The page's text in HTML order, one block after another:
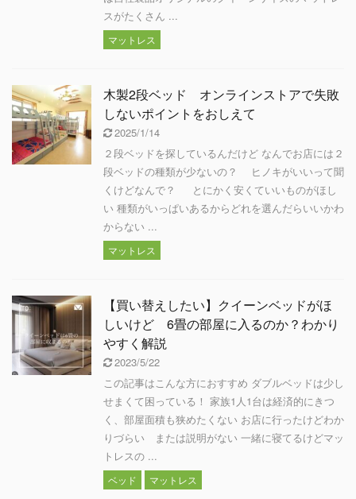
スがたくさん ...
マットレス
木製2段ベッド オンラインストアで失敗
しないポイントをおしえて
2025/1/14
２段ベッドを探しているんだけど なんでお店には２
段ベッドの種類が少ないの？ ヒノキがいいって聞
くけどなんで？ とにかく安くていいものがほし
い 種類がいっぱいあるからどれを選んだらいいかわ
からない ...
マットレス
【買い替えしたい】クイーンベッドがほ
しいけど 6畳の部屋に入るのか？わかり
やすく解説
2023/5/22
この記事はこんな方におすすめ ダブルベッドは少し
せまくて困っている！ 家族1人1台は経済的にきつ
く、部屋面積も狭めたくない お店に行ったけどわか
りづらい または説明がない 一緒に寝てるけどマッ
トレスの ...
ベッド マットレス